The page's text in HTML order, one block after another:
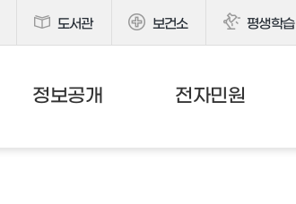
도서관 보건소 평생학습
정보공개 전자민원